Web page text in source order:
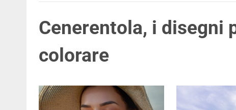
Cenerentola, i disegni
colorare